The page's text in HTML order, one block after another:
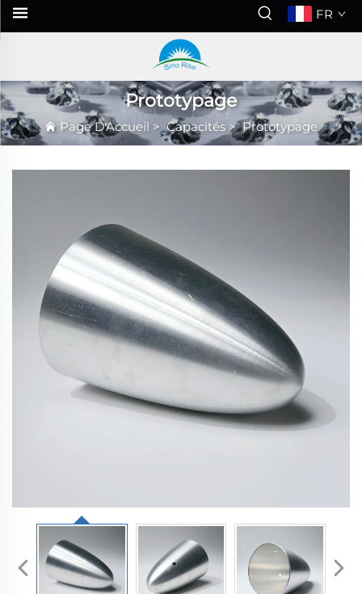
FR
Prototypage
Page D'Accueil >Capacités >Prototypage